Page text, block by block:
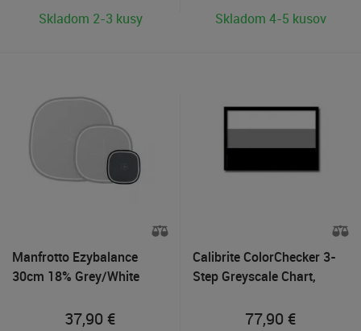
Skladom 2-3 kusy Skladom 4-5 kusov
Manfrotto Ezybalance
30cm 18% Grey/White
37,90 €
Calibrite ColorChecker 3-
Step Greyscale Chart,
77,90 €